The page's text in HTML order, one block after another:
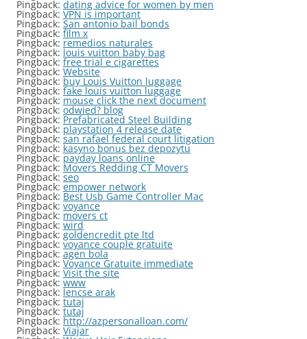
Pingback: dating advice for women by men
Pingback: VPN is important
Pingback: San antonio bail bonds
Pingback: film x
Pingback: remedios naturales
Pingback: louis vuitton baby bag
Pingback: free trial e cigarettes
Pingback: Website
Pingback: buy Louis Vuitton luggage
Pingback: fake louis vuitton luggage
Pingback: mouse click the next document
Pingback: odwied? blog
Pingback: Prefabricated Steel Building
Pingback: playstation 4 release date
Pingback: san rafael federal court litigation
Pingback: kasyno bonus bez depozytu
Pingback: payday loans online
Pingback: Movers Redding CT Movers
Pingback: seo
Pingback: empower network
Pingback: Best Usb Game Controller Mac
Pingback: voyance
Pingback: movers ct
Pingback: wird
Pingback: goldencredit pte ltd
Pingback: voyance couple gratuite
Pingback: agen bola
Pingback: Voyance Gratuite immediate
Pingback: Visit the site
Pingback: www
Pingback: lencse arak
Pingback: tutaj
Pingback: tutaj
Pingback: http://azpersonalloan.com/
Pingback: Viajar